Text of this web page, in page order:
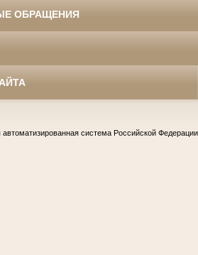
ОБРАЩЕНИЯ
автоматизированная система Российской